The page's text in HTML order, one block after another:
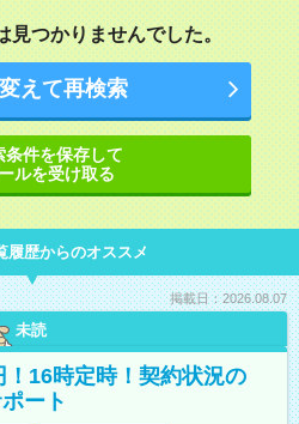
見つかりませんでした。
えて再検索
条件を保存して
ルを受け取る
履歴からのオススメ
掲載日：2026.08.07
未読
16時定時！契約状況の
ート